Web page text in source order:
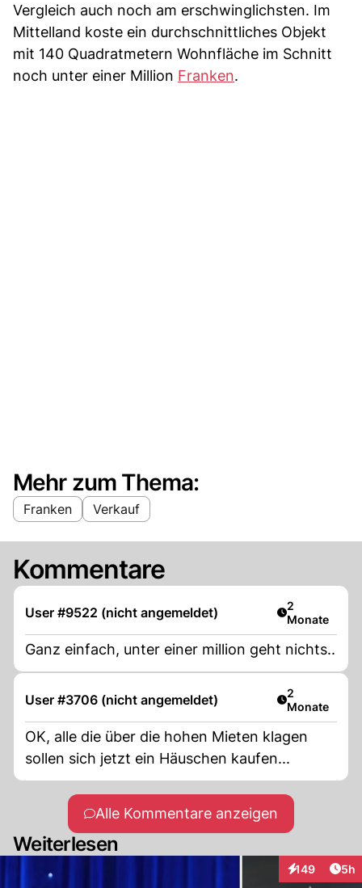
Vergleich auch noch am erschwinglichsten. Im
Mittelland koste ein durchschnittliches Objekt
mit 140 Quadratmetern Wohnfläche im Schnitt
noch unter einer Million Franken.
Mehr zum Thema:
Franken Verkauf
Kommentare
User #9522 (nicht angemeldet) Artikel
2
Monate
Ganz einfach, unter einer million geht nichts..
User #3706 (nicht angemeldet) Artikel
2
Monate
OK, alle die über die hohen Mieten klagen
sollen sich jetzt ein Häuschen kaufen...
Alle Kommentare anzeigen
Weiterlesen
149
Interaktionen
5h